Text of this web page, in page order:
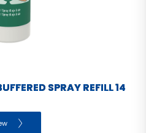
SPRAY REFILL 14